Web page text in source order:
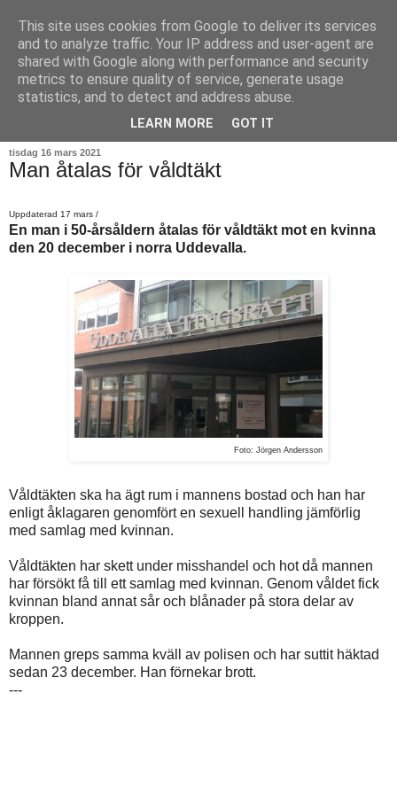
tisdag 16 mars 2021
Man åtalas för våldtäkt
Uppdaterad 17 mars /
En man i 50-årsåldern åtalas för våldtäkt mot en kvinna
den 20 december i norra Uddevalla.
Foto: Jörgen Andersson
Våldtäkten ska ha ägt rum i mannens bostad och han har
enligt åklagaren genomfört en sexuell handling jämförlig
med samlag med kvinnan.
Våldtäkten har skett under misshandel och hot då mannen
har försökt få till ett samlag med kvinnan. Genom våldet fick
kvinnan bland annat sår och blånader på stora delar av
kroppen.
Mannen greps samma kväll av polisen och har suttit häktad
sedan 23 december. Han förnekar brott.
---
This site uses cookies from Google to deliver its services
and to analyze traffic. Your IP address and user-agent are
shared with Google along with performance and security
metrics to ensure quality of service, generate usage
statistics, and to detect and address abuse.
LEARN MORE GOT IT